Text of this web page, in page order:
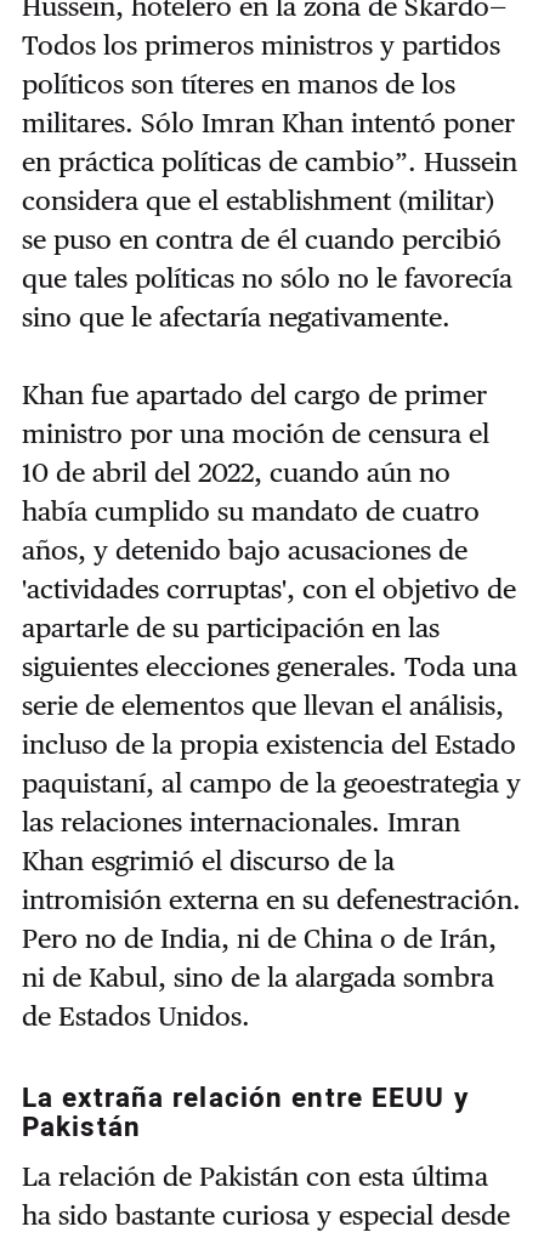
Hussein, hotelero en la zona de Skardo—
Todos los primeros ministros y partidos
políticos son títeres en manos de los
militares. Sólo Imran Khan intentó poner
en práctica políticas de cambio”. Hussein
considera que el establishment (militar)
se puso en contra de él cuando percibió
que tales políticas no sólo no le favorecía
sino que le afectaría negativamente.
Khan fue apartado del cargo de primer
ministro por una moción de censura el
10 de abril del 2022, cuando aún no
había cumplido su mandato de cuatro
años, y detenido bajo acusaciones de
'actividades corruptas', con el objetivo de
apartarle de su participación en las
siguientes elecciones generales. Toda una
serie de elementos que llevan el análisis,
incluso de la propia existencia del Estado
paquistaní, al campo de la geoestrategia y
las relaciones internacionales. Imran
Khan esgrimió el discurso de la
intromisión externa en su defenestración.
Pero no de India, ni de China o de Irán,
ni de Kabul, sino de la alargada sombra
de Estados Unidos.
La extraña relación entre EEUU y
Pakistán
La relación de Pakistán con esta última
ha sido bastante curiosa y especial desde